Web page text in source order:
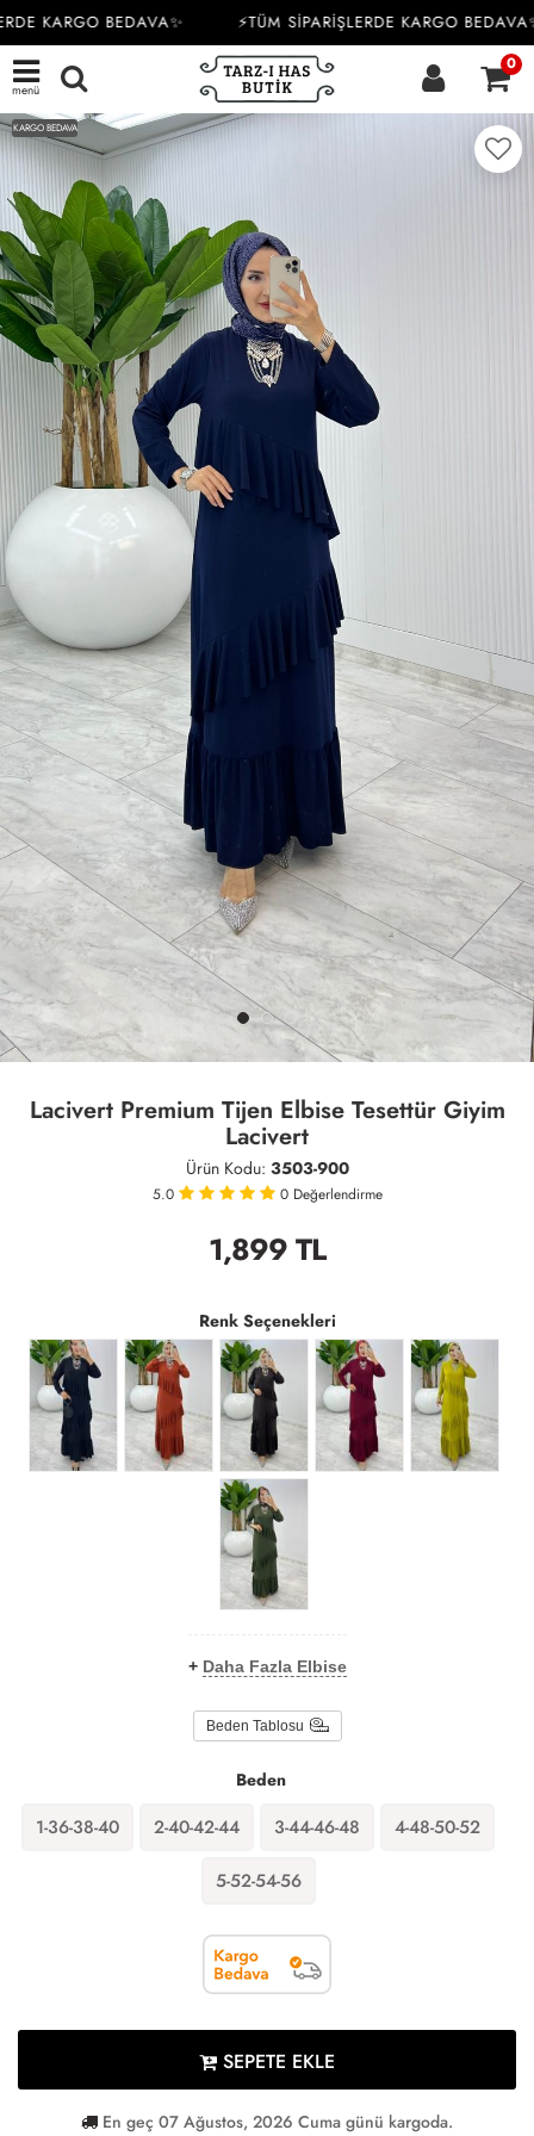
KARGO BEDAVA✨ ⚡TÜM SİPARİŞLERDE KARGO BEDAVA✨
menü
0
KARGO BEDAVA
Lacivert Premium Tijen Elbise Tesettür Giyim
Lacivert
Ürün Kodu: 3503-900
5.0 0 Değerlendirme
1,899TL
Renk Seçenekleri
+ Daha Fazla Elbise
Beden Tablosu
Beden
1-36-38-40 2-40-42-44 3-44-46-48 4-48-50-52
5-52-54-56
SEPETE EKLE
En geç 07 Ağustos, 2026 Cuma günü kargoda.